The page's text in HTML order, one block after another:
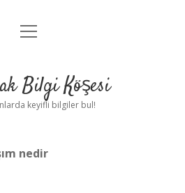
Anasayfa
Yasal Uyarı
menüyü
Bilgi Köşesi
keyifli bilgiler bul!
nedir